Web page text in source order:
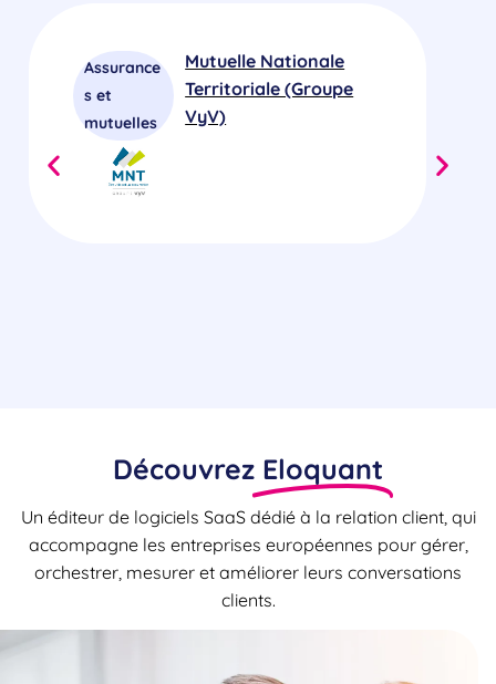
Assurance
s et
mutuelles
Mutuelle Nationale
Territoriale (Groupe
VyV)
Découvrez Eloquant
Un éditeur de logiciels SaaS dédié à la relation client, qui
accompagne les entreprises européennes pour gérer,
orchestrer, mesurer et améliorer leurs conversations
clients.